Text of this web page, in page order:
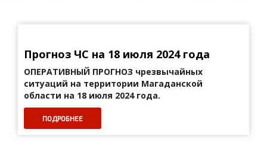
Прогноз ЧС на 18 июля 2024 года
ОПЕРАТИВНЫЙ ПРОГНОЗ чрезвычайных
ситуаций на территории Магаданской
области на 18 июля 2024 года.
ПОДРОБНЕЕ